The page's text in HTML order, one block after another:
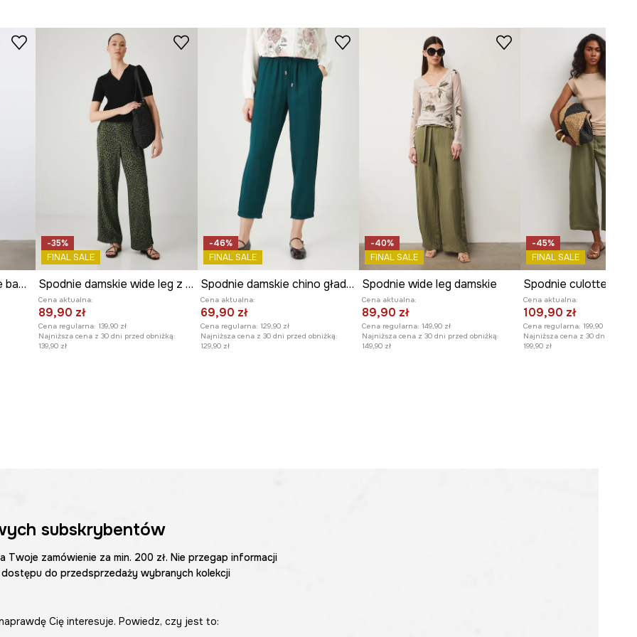
WYMIARY
Modelka na zdjęciu ma 174 cm
wzrostu i ma na sobie rozmiar S.
Zobacz wymiary produktu
Spodnie chinos damskie bawełniane z elastanem gładkie
-35%
FINAL SALE
Spodnie damskie wide leg z wiskozy kolor zielony
Cena aktualna:
89,90 zł
Cena regularna: 139,90 zł
Najniższa cena z 30 dni przed obniżką:
139,90 zł
-46%
FINAL SALE
Spodnie damskie chino gładkie
Cena aktualna:
69,90 zł
Cena regularna: 129,90 zł
Najniższa cena z 30 dni przed obniżką:
129,90 zł
-40%
FINAL SALE
Spodnie wide leg damskie
Cena aktualna:
89,90 zł
Cena regularna: 149,90 zł
Najniższa cena z 30 dni przed obniżką:
149,90 zł
-45%
FINAL SALE
Cena aktualna:
109,90 zł
Cena regularna: 199,90 zł
Najniższa cena z 30 dni przed
199,90 zł
subskrybentów
zamówienie za min. 200 zł. Nie przegap informacji
do przedsprzedaży wybranych kolekcji
Cię interesuje. Powiedz, czy jest to: